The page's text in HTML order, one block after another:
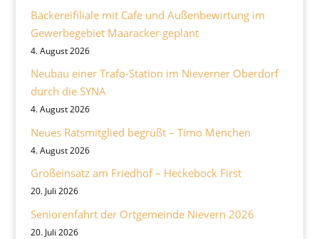
Bäckereifiliale mit Cafe und Außenbewirtung im
Gewerbegebiet Maaracker geplant
4. August 2026
Neubau einer Trafo-Station im Nieverner Oberdorf
durch die SYNA
4. August 2026
Neues Ratsmitglied begrüßt – Timo Menchen
4. August 2026
Großeinsatz am Friedhof – Heckebock First
20. Juli 2026
Seniorenfahrt der Ortgemeinde Nievern 2026
20. Juli 2026